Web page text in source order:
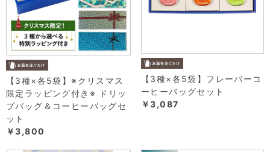
【3種×各5袋】※クリスマス
限定ラッピング付き※ ドリッ
プバッグ＆コーヒーバッグセ
ット
￥3,800
【3種×各5袋】フレーバーコ
ーヒーバッグセット
￥3,087